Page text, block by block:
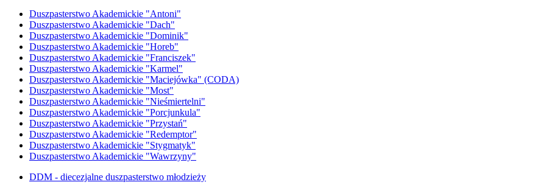
Duszpasterstwo Akademickie "Antoni"
Duszpasterstwo Akademickie "Dach"
Duszpasterstwo Akademickie "Dominik"
Duszpasterstwo Akademickie "Horeb"
Duszpasterstwo Akademickie "Franciszek"
Duszpasterstwo Akademickie "Karmel"
Duszpasterstwo Akademickie "Maciejówka" (CODA)
Duszpasterstwo Akademickie "Most"
Duszpasterstwo Akademickie "Nieśmiertelni"
Duszpasterstwo Akademickie "Porcjunkula"
Duszpasterstwo Akademickie "Przystań"
Duszpasterstwo Akademickie "Redemptor"
Duszpasterstwo Akademickie "Stygmatyk"
Duszpasterstwo Akademickie "Wawrzyny"
DDM - diecezjalne duszpasterstwo młodzieży